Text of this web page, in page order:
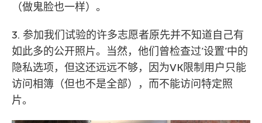
（做鬼脸也一样）。
3. 参加我们试验的许多志愿者原先并不知道自己有
如此多的公开照片。当然，他们曾检查过’设置’中的
隐私选项，但这还远远不够，因为VK限制用户只能
访问相簿（但也不是全部），而不能访问特定照
片。